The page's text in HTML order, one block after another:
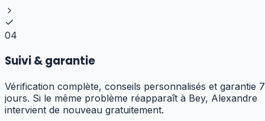
04
Suivi & garantie
Vérification complète, conseils personnalisés et garantie 7
jours. Si le même problème réapparaît à Bey, Alexandre
intervient de nouveau gratuitement.